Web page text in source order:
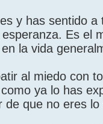
y has sentido
Es el
la vida
al miedo con
ya lo has
que no eres